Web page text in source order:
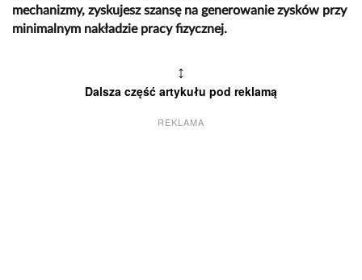
mechanizmy, zyskujesz szansę na generowanie zysków przy
minimalnym nakładzie pracy fizycznej.
↕
Dalsza część artykułu pod reklamą
REKLAMA